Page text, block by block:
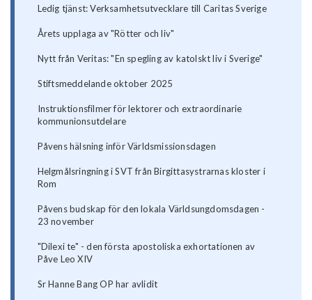
Ledig tjänst: Verksamhetsutvecklare till Caritas Sverige
Årets upplaga av "Rötter och liv"
Nytt från Veritas: "En spegling av katolskt liv i Sverige"
Stiftsmeddelande oktober 2025
Instruktionsfilmer för lektorer och extraordinarie
kommunionsutdelare
Påvens hälsning inför Världsmissionsdagen
Helgmålsringning i SVT från Birgittasystrarnas kloster i
Rom
Påvens budskap för den lokala Världsungdomsdagen -
23 november
"Dilexi te" - den första apostoliska exhortationen av
Påve Leo XIV
Sr Hanne Bang OP har avlidit